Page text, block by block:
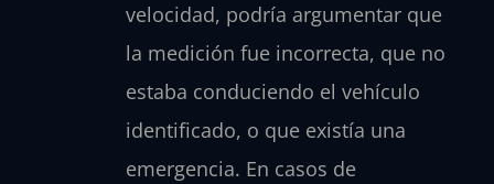
velocidad, podría argumentar que
la medición fue incorrecta, que no
estaba conduciendo el vehículo
identificado, o que existía una
emergencia. En casos de